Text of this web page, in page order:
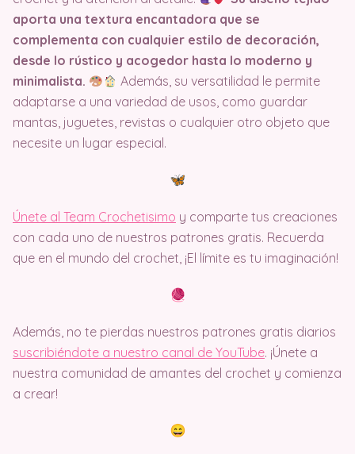
aporta una textura encantadora que se
complementa con cualquier estilo de decoración,
desde lo rústico y acogedor hasta lo moderno y
minimalista.
Además, su versatilidad le permite
adaptarse a una variedad de usos, como guardar
mantas, juguetes, revistas o cualquier otro objeto que
necesite un lugar especial.
Únete al Team Crochetisimo y comparte tus creaciones
con cada uno de nuestros patrones gratis. Recuerda
que en el mundo del crochet, ¡El límite es tu imaginación!
Además, no te pierdas nuestros patrones gratis diarios
suscribiéndote a nuestro canal de YouTube. ¡Únete a
nuestra comunidad de amantes del crochet y comienza
a crear!